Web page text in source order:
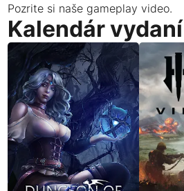
Pozrite si naše gameplay video.
Kalendár vydaní